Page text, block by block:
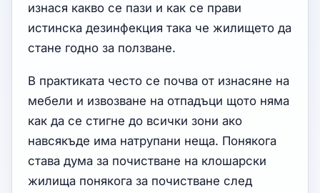
изнася какво се пази и как се прави
истинска дезинфекция така че жилището да
стане годно за ползване.
В практиката често се почва от изнасяне на
мебели и извозване на отпадъци щото няма
как да се стигне до всички зони ако
навсякъде има натрупани неща. Понякога
става дума за почистване на клошарски
жилища понякога за почистване след